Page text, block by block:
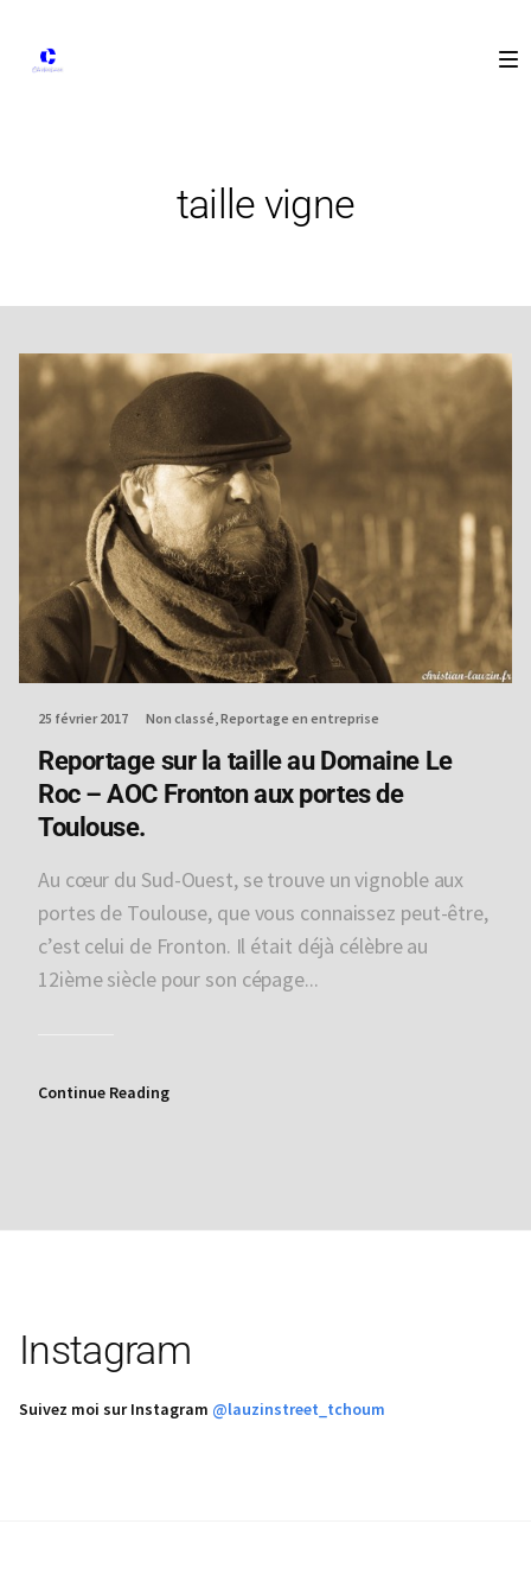
taille vigne
25 février 2017 Non classé Reportage en entreprise
Reportage sur la taille au Domaine Le
Roc – AOC Fronton aux portes de
Toulouse.
Au cœur du Sud-Ouest, se trouve un vignoble aux
portes de Toulouse, que vous connaissez peut-être,
c’est celui de Fronton. Il était déjà célèbre au
12ième siècle pour son cépage...
Continue Reading
Instagram
Suivez moi sur Instagram @lauzinstreet_tchoum